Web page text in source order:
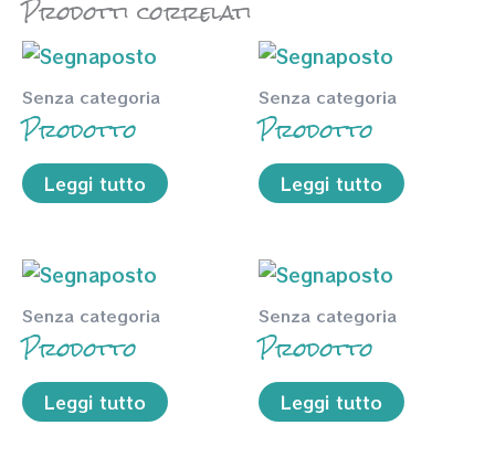
Prodotti correlati
Senza categoria
Prodotto
Leggi tutto
Senza categoria
Prodotto
Leggi tutto
Senza categoria
Prodotto
Leggi tutto
Senza categoria
Prodotto
Leggi tutto